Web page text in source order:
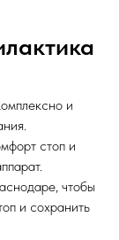
и
стоп и
чтобы
и сохранить